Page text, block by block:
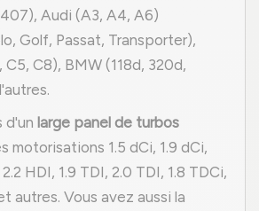
Audi (A3, A4, A6)
Golf, Passat, Transporter),
C8), BMW (118d, 320d,
d'un large panel de turbos
motorisations 1.5 dCi, 1.9 dCi,
HDI, 1.9 TDI, 2.0 TDI, 1.8 TDCi,
autres. Vous avez aussi la